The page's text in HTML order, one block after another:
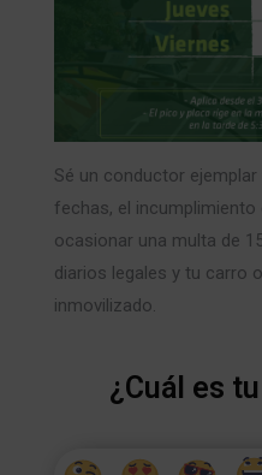
Sé un conductor
fechas, el incumplimiento
ocasionar una multa de
diarios legales y tu carro
inmovilizado.
¿Cuál es